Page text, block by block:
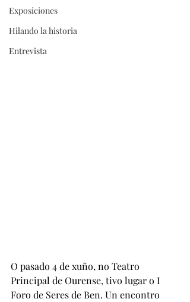
Exposiciones
Hilando la historia
Entrevista
O pasado 4 de xuño, no Teatro
Principal de Ourense, tivo lugar o I
Foro de Seres de Ben. Un encontro